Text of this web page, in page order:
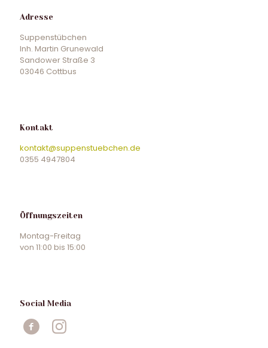
Adresse
Suppenstübchen
Inh. Martin Grunewald
Sandower Straße 3
03046 Cottbus
Kontakt
kontakt@suppenstuebchen.de
0355 4947804
Öffnungszeiten
Montag-Freitag
von 11:00 bis 15:00
Social Media